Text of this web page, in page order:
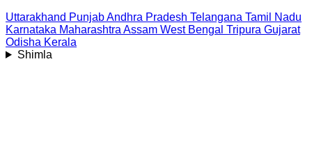
Uttarakhand PunjabAndhra Pradesh Telangana Tamil Nadu
Karnataka Maharashtra Assam West Bengal Tripura Gujarat
Odisha Kerala
Shimla